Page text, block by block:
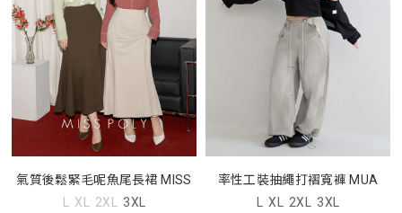
氣質後鬆緊毛呢魚尾長裙 MISS
L XL 2XL 3XL
率性工裝抽繩打褶寬褲 MUA
L XL 2XL 3XL